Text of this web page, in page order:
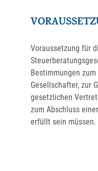
Voraussetzung für
Bestimmungen
Gesellschafter, zur
gesetzlichen
zum Abschluss
erfüllt sein müssen.